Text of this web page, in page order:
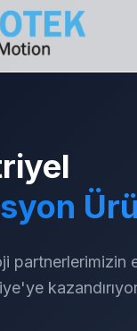
partnerlerimizin